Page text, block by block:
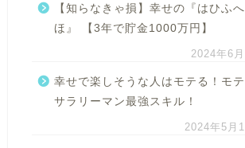
【知らなきゃ損】幸せの『はひふへ
ほ』 【3年で貯金1000万円】
2024年6月
幸せで楽しそうな人はモテる！モ
サラリーマン最強スキル！
2024年5月